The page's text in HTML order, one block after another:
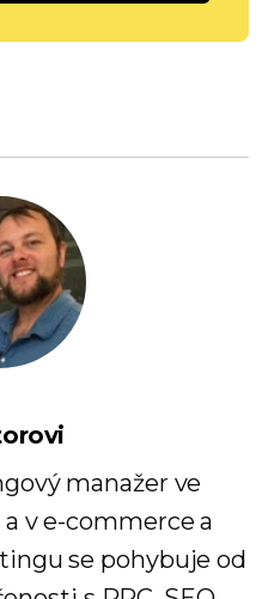
manažer ve
v e-commerce a
se pohybuje od